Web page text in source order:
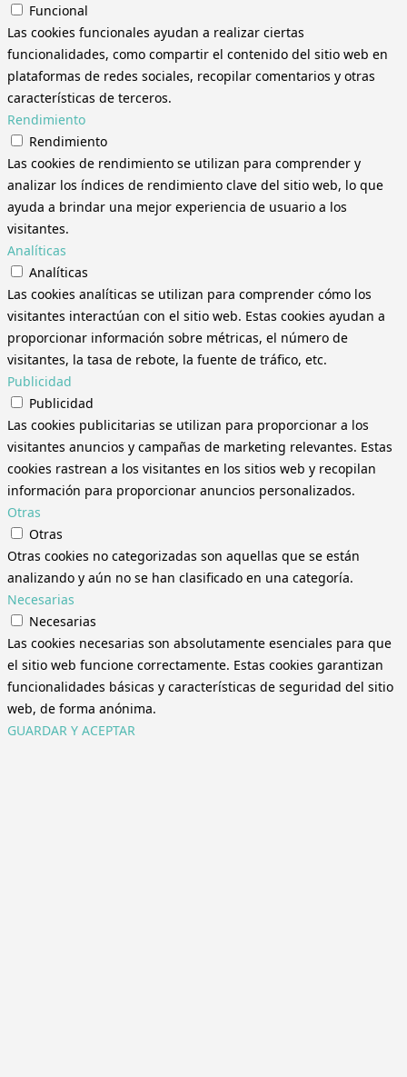
Funcional
Las cookies funcionales ayudan a realizar ciertas
funcionalidades, como compartir el contenido del sitio web en
plataformas de redes sociales, recopilar comentarios y otras
características de terceros.
Rendimiento
Rendimiento
Las cookies de rendimiento se utilizan para comprender y
analizar los índices de rendimiento clave del sitio web, lo que
ayuda a brindar una mejor experiencia de usuario a los
visitantes.
Analíticas
Analíticas
Las cookies analíticas se utilizan para comprender cómo los
visitantes interactúan con el sitio web. Estas cookies ayudan a
proporcionar información sobre métricas, el número de
visitantes, la tasa de rebote, la fuente de tráfico, etc.
Publicidad
Publicidad
Las cookies publicitarias se utilizan para proporcionar a los
visitantes anuncios y campañas de marketing relevantes. Estas
cookies rastrean a los visitantes en los sitios web y recopilan
información para proporcionar anuncios personalizados.
Otras
Otras
Otras cookies no categorizadas son aquellas que se están
analizando y aún no se han clasificado en una categoría.
Necesarias
Necesarias
Las cookies necesarias son absolutamente esenciales para que
el sitio web funcione correctamente. Estas cookies garantizan
funcionalidades básicas y características de seguridad del sitio
web, de forma anónima.
GUARDAR Y ACEPTAR